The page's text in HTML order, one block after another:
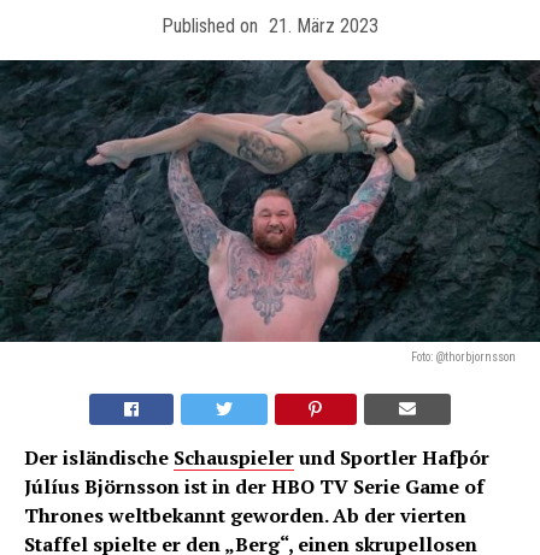
Published on 21. März 2023
Foto: @thorbjornsson
Der isländische Schauspielerund Sportler Hafþór
Júlíus Björnsson ist in der HBO TV Serie Game of
Thrones weltbekannt geworden. Ab der vierten
Staffel spielte er den „Berg“, einen skrupellosen